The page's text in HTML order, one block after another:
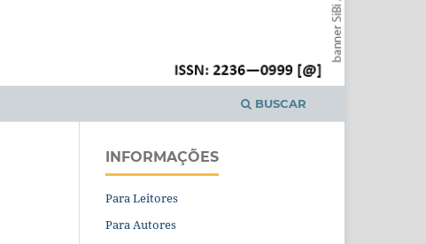
BUSCAR
INFORMAÇÕES
Para Leitores
Para Autores